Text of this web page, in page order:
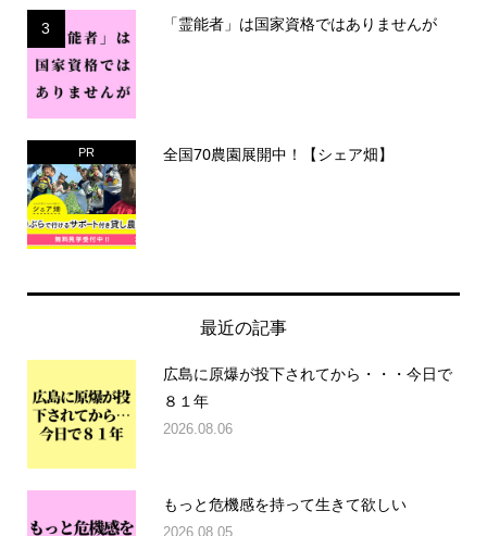
3 「霊能者」は国家資格ではありませんが
PR 全国70農園展開中！【シェア畑】
最近の記事
広島に原爆が投下されてから・・・今日で
８１年
2026.08.06
もっと危機感を持って生きて欲しい
2026.08.05